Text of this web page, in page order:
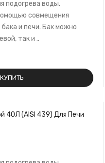
подогрева воды.
совмещения
и печи. Бак можно
так и ..
КУПИТЬ
40Л (AISI 439) Для Печи